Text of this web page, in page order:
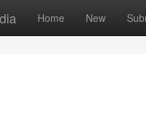
Home New